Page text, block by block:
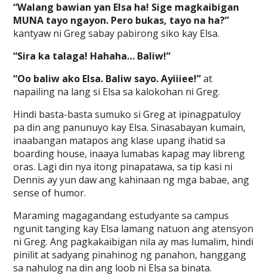
“Walang bawian yan Elsa ha! Sige magkaibigan
MUNA tayo ngayon. Pero bukas, tayo na ha?”
kantyaw ni Greg sabay pabirong siko kay Elsa.
“Sira ka talaga! Hahaha… Baliw!”
“Oo baliw ako Elsa. Baliw sayo. Ayiiiee!”at
napailing na lang si Elsa sa kalokohan ni Greg.
Hindi basta-basta sumuko si Greg at ipinagpatuloy
pa din ang panunuyo kay Elsa. Sinasabayan kumain,
inaabangan matapos ang klase upang ihatid sa
boarding house, inaaya lumabas kapag may libreng
oras. Lagi din nya itong pinapatawa, sa tip kasi ni
Dennis ay yun daw ang kahinaan ng mga babae, ang
sense of humor.
Maraming magagandang estudyante sa campus
ngunit tanging kay Elsa lamang natuon ang atensyon
ni Greg. Ang pagkakaibigan nila ay mas lumalim, hindi
pinilit at sadyang pinahinog ng panahon, hanggang
sa nahulog na din ang loob ni Elsa sa binata.